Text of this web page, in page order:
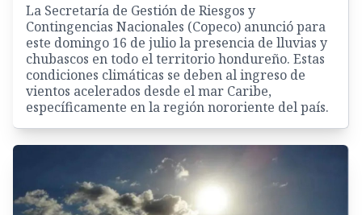
La Secretaría de Gestión de Riesgos y
Contingencias Nacionales (Copeco) anunció para
este domingo 16 de julio la presencia de lluvias y
chubascos en todo el territorio hondureño. Estas
condiciones climáticas se deben al ingreso de
vientos acelerados desde el mar Caribe,
específicamente en la región nororiente del país.